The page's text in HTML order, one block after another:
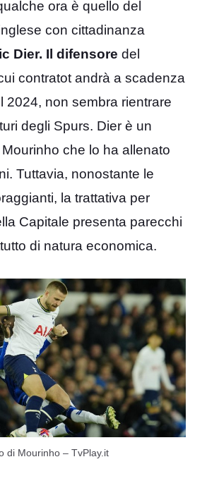
ora è quello del
con cittadinanza
Dier. Il difensore del
contratot andrà a scadenza
2024, non sembra rientrare
degli Spurs. Dier è un
che lo ha allenato
Tuttavia, nonostante le
la trattativa per
Capitale presenta parecchi
di natura economica.
di Mourinho – TvPlay.it